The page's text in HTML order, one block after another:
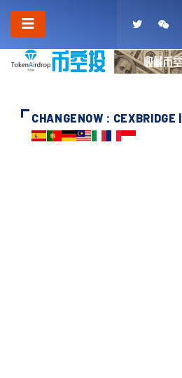
CHANGENOW : CEXBRIDGE |